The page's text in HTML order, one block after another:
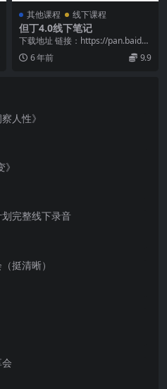
其他课程 线下课程
但丁4.0线下笔记
下载地址 链接：https://pan.baidu.
com/s/1SUA4WQA...
6 年前 9.9
人性》
完整线下录音
挺清晰）